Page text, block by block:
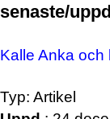
senaste/
Kalle Anka
Typ: Artikel